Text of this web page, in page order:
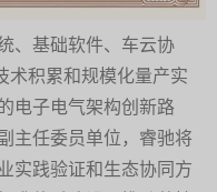
、基础软件、车云协
术积累和规模化量产实
电子电气架构创新路
主任委员单位，睿驰将
实践验证和生态协同方